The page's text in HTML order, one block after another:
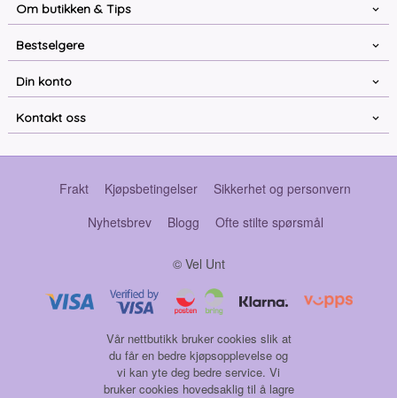
Om butikken & Tips
Bestselgere
Din konto
Kontakt oss
Frakt Kjøpsbetingelser
Sikkerhet og personvern
Nyhetsbrev
Blogg Ofte stilte spørsmål
© Vel Unt
Vår nettbutikk bruker cookies slik at
du får en bedre kjøpsopplevelse og
vi kan yte deg bedre service. Vi
bruker cookies hovedsaklig til å lagre